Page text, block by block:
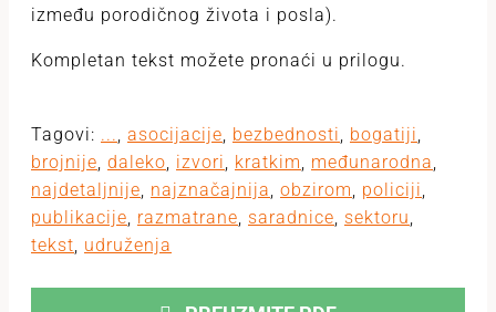
između porodičnog života i posla).
Kompletan tekst možete pronaći u prilogu.
Tagovi: ..., asocijacije, bezbednosti, bogatiji,
brojnije, daleko, izvori, kratkim, međunarodna,
najdetaljnije, najznačajnija, obzirom, policiji,
publikacije, razmatrane, saradnice, sektoru,
tekst, udruženja